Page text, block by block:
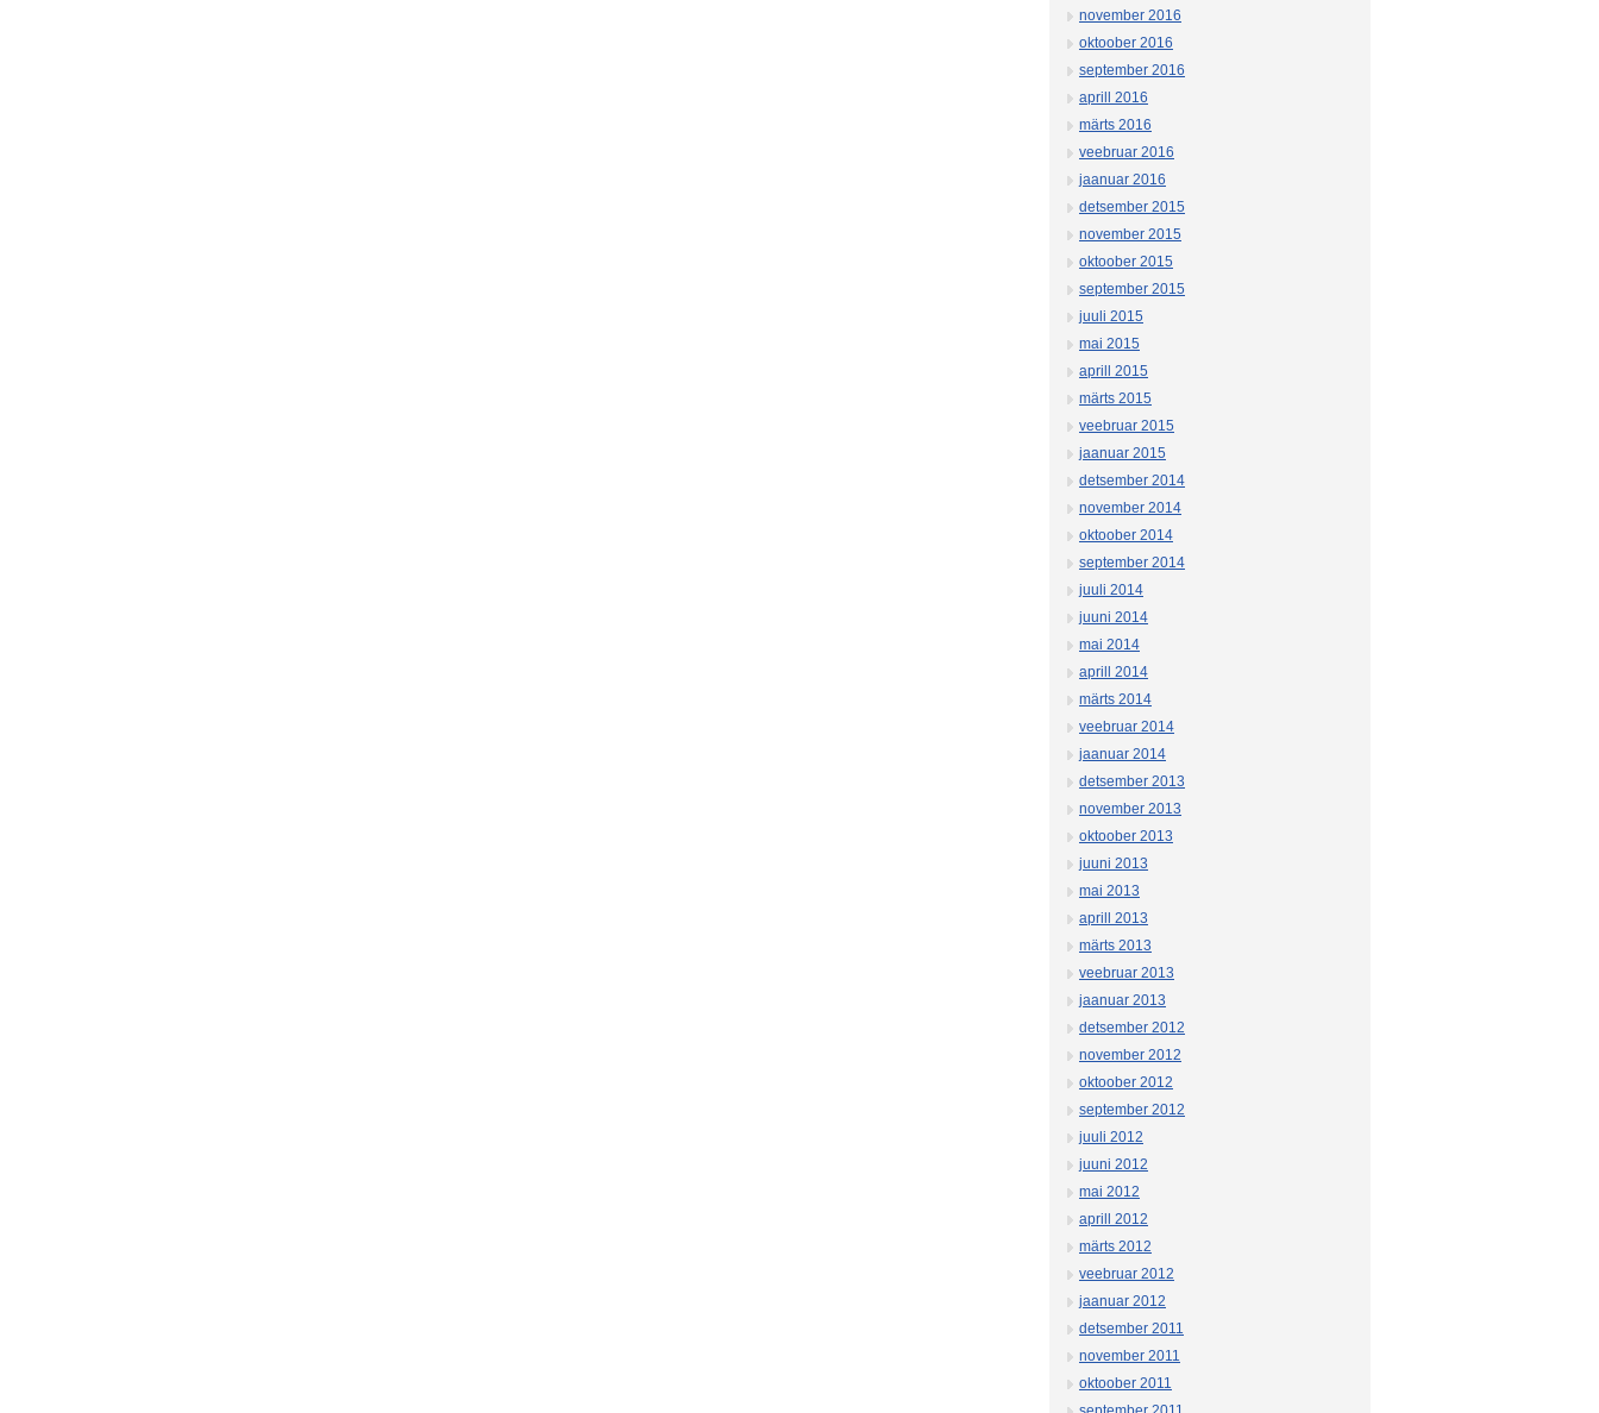
november 2016
oktoober 2016
september 2016
aprill 2016
märts 2016
veebruar 2016
jaanuar 2016
detsember 2015
november 2015
oktoober 2015
september 2015
juuli 2015
mai 2015
aprill 2015
märts 2015
veebruar 2015
jaanuar 2015
detsember 2014
november 2014
oktoober 2014
september 2014
juuli 2014
juuni 2014
mai 2014
aprill 2014
märts 2014
veebruar 2014
jaanuar 2014
detsember 2013
november 2013
oktoober 2013
juuni 2013
mai 2013
aprill 2013
märts 2013
veebruar 2013
jaanuar 2013
detsember 2012
november 2012
oktoober 2012
september 2012
juuli 2012
juuni 2012
mai 2012
aprill 2012
märts 2012
veebruar 2012
jaanuar 2012
detsember 2011
november 2011
oktoober 2011